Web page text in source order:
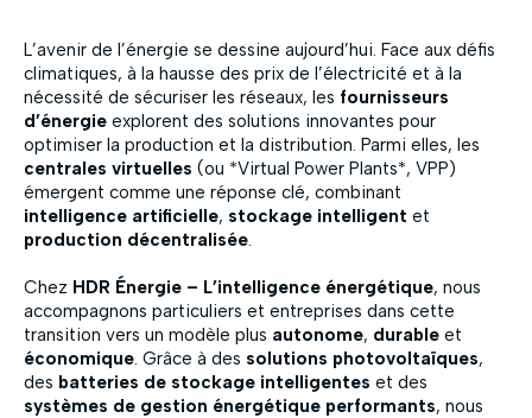
L’avenir de l’énergie se dessine aujourd’hui. Face aux défis
climatiques, à la hausse des prix de l’électricité et à la
nécessité de sécuriser les réseaux, les fournisseurs
d’énergie explorent des solutions innovantes pour
optimiser la production et la distribution. Parmi elles, les
centrales virtuelles (ou *Virtual Power Plants*, VPP)
émergent comme une réponse clé, combinant
intelligence artificielle, stockage intelligent et
production décentralisée.
Chez HDR Énergie – L’intelligence énergétique, nous
accompagnons particuliers et entreprises dans cette
transition vers un modèle plus autonome, durable et
économique. Grâce à des solutions photovoltaïques,
des batteries de stockage intelligentes et des
systèmes de gestion énergétique performants, nous